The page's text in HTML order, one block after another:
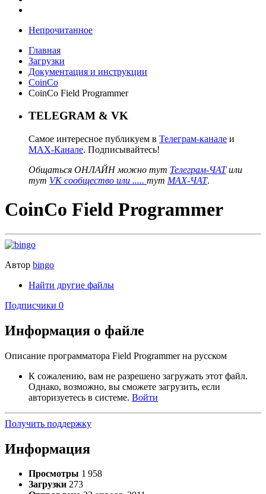
Непрочитанное
Главная
Загрузки
Документация и инструкции
CoinCo
CoinCo Field Programmer
TELEGRAM & VK
Самое интересное публикуем в Телеграм-канале и
MAX-Канале. Подписывайтесь!
Общаться ОНЛАЙН можно тут Телеграм-ЧАТили
тут VK сообщество или ..... тут MAX-ЧАТ.
CoinCo Field Programmer
Автор bingo
Найти другие файлы
Подписчики 0
Информация о файле
Описание программатора Field Programmer на русском
К сожалению, вам не разрешено загружать этот файл.
Однако, возможно, вы сможете загрузить, если
авторизуетесь в системе. Войти
Получить поддержку
Информация
Просмотры 1 958
Загрузки 273